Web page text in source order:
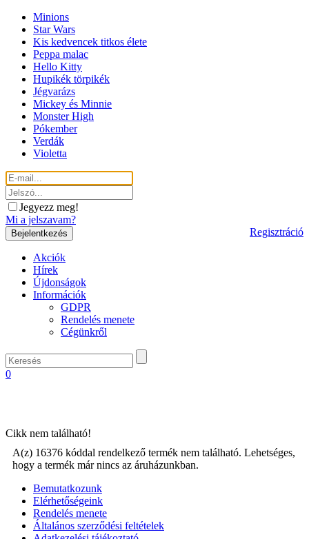
Minions
Star Wars
Kis kedvencek titkos élete
Peppa malac
Hello Kitty
Hupikék törpikék
Jégvarázs
Mickey és Minnie
Monster High
Pókember
Verdák
Violetta
Jegyezz meg!
Mi a jelszavam?
Regisztráció
Akciók
Hírek
Újdonságok
Információk
GDPR
Rendelés menete
Cégünkről
0
Cikk nem található!
A(z) 16376 kóddal rendelkező termék nem található. Lehetséges,
hogy a termék már nincs az áruházunkban.
Bemutatkozunk
Elérhetőségeink
Rendelés menete
Általános szerződési feltételek